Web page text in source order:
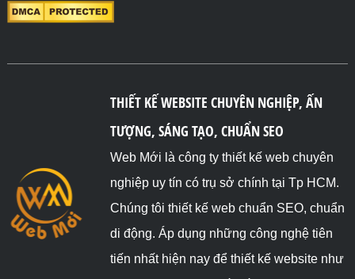
THIẾT KẾ WEBSITE CHUYÊN NGHIỆP, ẤN
TƯỢNG, SÁNG TẠO, CHUẨN SEO
Web Mới là công ty thiết kế web chuyên
nghiệp uy tín có trụ sở chính tại Tp HCM.
Chúng tôi thiết kế web chuẩn SEO, chuẩn
di động. Áp dụng những công nghệ tiên
tiến nhất hiện nay để thiết kế website như